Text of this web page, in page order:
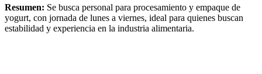
Resumen: Se busca personal para procesamiento y empaque de
yogurt, con jornada de lunes a viernes, ideal para quienes buscan
estabilidad y experiencia en la industria alimentaria.